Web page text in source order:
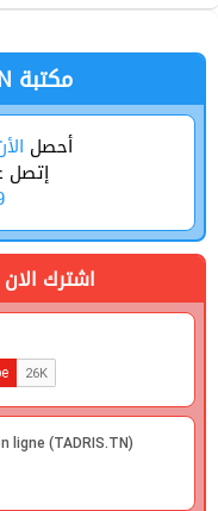
Librairie Devoir.TN مكتبة
أحصل
إتصل
اشترك